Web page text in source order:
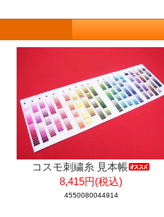
コスモ刺繍糸 見本帳
8,415円(税込)
4550080044914